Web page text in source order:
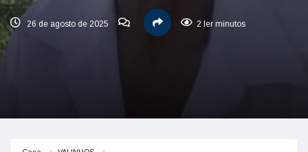
26 de agosto de 2025 2 ler minutos